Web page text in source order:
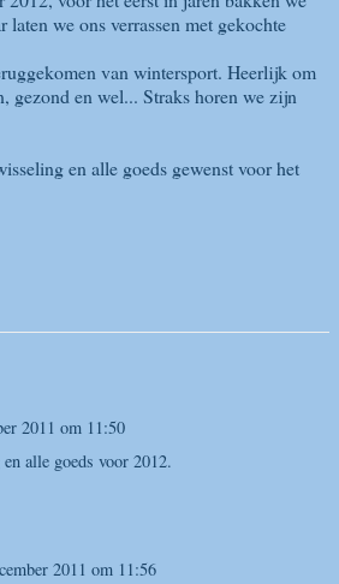
laten we ons verrassen met gekochte
van wintersport. Heerlijk om
gezond en wel... Straks horen we zijn
en alle goeds gewenst voor het
2011 om 11:50
alle goeds voor 2012.
2011 om 11:56